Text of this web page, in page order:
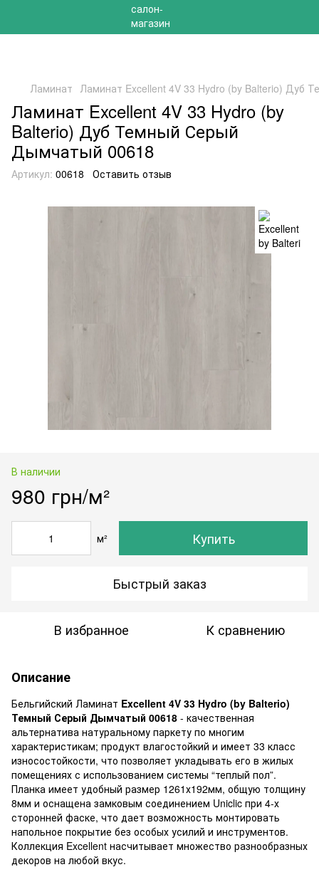
Ламинат Ламинат Excellent 4V 33 Hydro (by Balterio) Дуб
Ламинат Excellent 4V 33 Hydro (by
Balterio) Дуб Темный Серый
Дымчатый 00618
Артикул: 00618 Оставить отзыв
В наличии
980 грн/м²
м² Купить
Быстрый заказ
В избранное К сравнению
Описание
Бельгийский Ламинат Excellent 4V 33 Hydro (by Balterio)
Темный Серый Дымчатый 00618 - качественная
альтернатива натуральному паркету по многим
характеристикам; продукт влагостойкий и имеет 33 класс
износостойкости, что позволяет укладывать его в жилых
помещениях с использованием системы “теплый пол”.
Планка имеет удобный размер 1261х192мм, общую толщину
8мм и оснащена замковым соединением Uniclic при 4-х
сторонней фаске, что дает возможность монтировать
напольное покрытие без особых усилий и инструментов.
Коллекция Excellent насчитывает множество разнообразных
декоров на любой вкус.